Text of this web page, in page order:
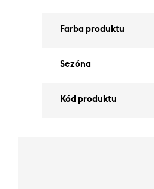
Farba produktu
Sezóna
Kód produktu